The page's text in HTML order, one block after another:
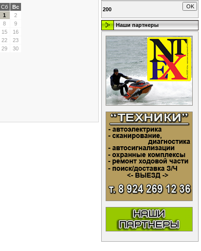
Сб
Вс
1
2
8
9
15
16
22
23
29
30
200
Наши партнеры